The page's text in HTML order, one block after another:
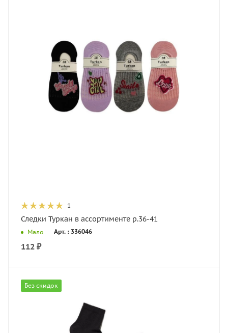
1
Следки Туркан в ассортименте р.36-41
Мало Арт. : 336046
112 ₽
Без скидок